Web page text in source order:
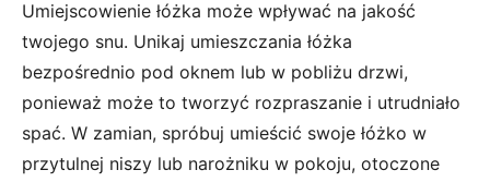
Umiejscowienie łóżka może wpływać na jakość
twojego snu. Unikaj umieszczania łóżka
bezpośrednio pod oknem lub w pobliżu drzwi,
ponieważ może to tworzyć rozpraszanie i utrudniało
spać. W zamian, spróbuj umieścić swoje łóżko w
przytulnej niszy lub narożniku w pokoju, otoczone